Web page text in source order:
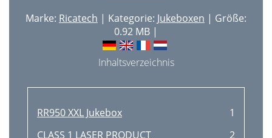
Marke: Ricatech | Kategorie: Jukeboxen | Größe:
0.92 MB |
Inhaltsverzeichnis
RR950 XXL Jukebox
1
CLASS 1 LASER PRODUCT
2